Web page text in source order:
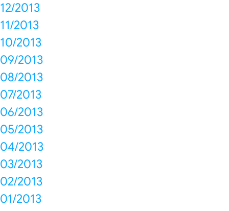
12/2013
11/2013
10/2013
09/2013
08/2013
07/2013
06/2013
05/2013
04/2013
03/2013
02/2013
01/2013